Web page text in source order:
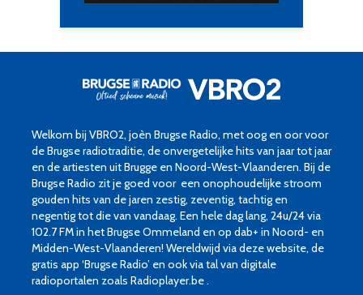
Welkom bij VBRO2, joèn Brugse Radio, met oog en oor voor
de Brugse radiotraditie, de onvergetelijke hits van jaar tot jaar
en de artiesten uit Brugge en Noord-West-Vlaanderen. Bij de
Brugse Radio zit je goed voor een onophoudelijke stroom
gouden hits van de jaren zestig, zeventig, tachtig en
negentig tot die van vandaag. Een hele dag lang, 24u/24 via
102.7 FM in het Brugse Ommeland en op dab+ in Noord- en
Midden-West-Vlaanderen! Wereldwijd via deze website, de
gratis app ‘Brugse Radio’ en ook via tal van digitale
radioportalen zoals Radioplayer.be .